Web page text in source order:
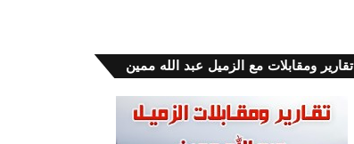
تقارير ومقابلات مع الزميل عبد الله ممين